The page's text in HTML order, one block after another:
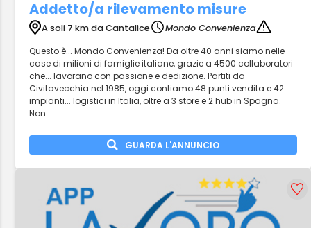
Addetto/a rilevamento misure
A soli 7 km da Cantalice
Mondo Convenienza
Questo è... Mondo Convenienza! Da oltre 40 anni siamo nelle
case di milioni di famiglie italiane, grazie a 4500 collaboratori
che... lavorano con passione e dedizione. Partiti da
Civitavecchia nel 1985, oggi contiamo 48 punti vendita e 42
impianti... logistici in Italia, oltre a 3 store e 2 hub in Spagna.
Non...
GUARDA L'ANNUNCIO